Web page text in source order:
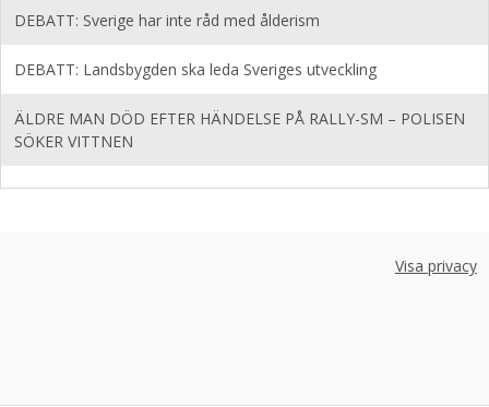
DEBATT: Sverige har inte råd med ålderism
DEBATT: Landsbygden ska leda Sveriges utveckling
ÄLDRE MAN DÖD EFTER HÄNDELSE PÅ RALLY-SM – POLISEN
SÖKER VITTNEN
Visa privacy